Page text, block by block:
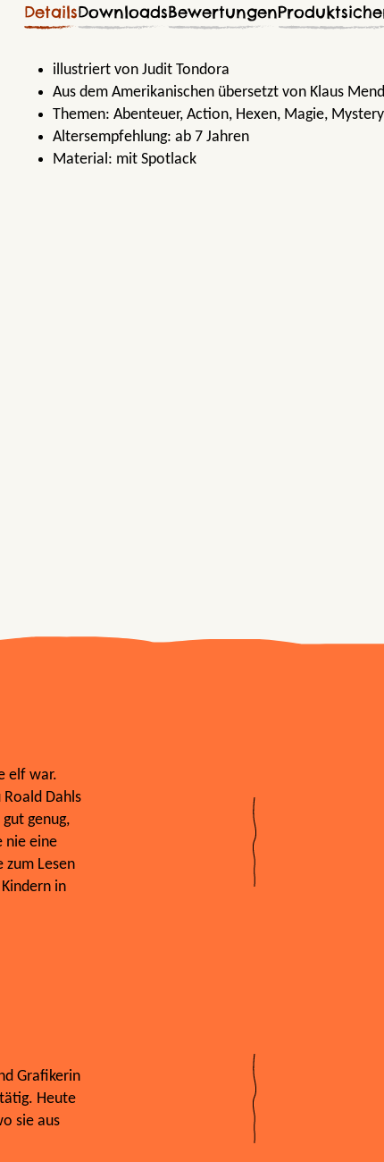
DetailsDownloadsBewertungen
illustriert von Judit Tondora
Aus dem Amerikanischen übersetzt von Klaus
Themen: Abenteuer, Action, Hexen, Magie, Mystery
Altersempfehlung: ab 7 Jahren
Material: mit Spotlack
elf war.
Dahls
genug,
nie eine
Lesen
in
Grafikerin
Heute
sie aus